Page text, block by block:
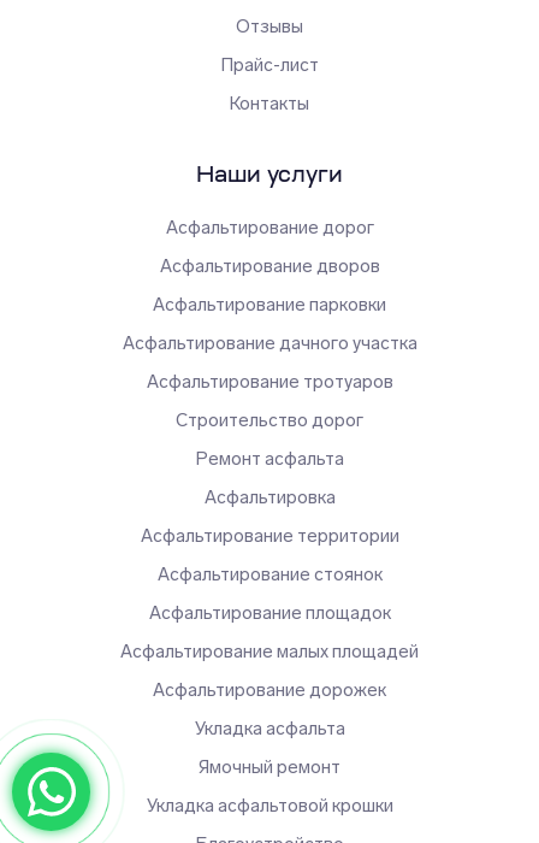
Отзывы
Прайс-лист
Контакты
Наши услуги
Асфальтирование дорог
Асфальтирование дворов
Асфальтирование парковки
Асфальтирование дачного участка
Асфальтирование тротуаров
Строительство дорог
Ремонт асфальта
Асфальтировка
Асфальтирование территории
Асфальтирование стоянок
Асфальтирование площадок
Асфальтирование малых площадей
Асфальтирование дорожек
Укладка асфальта
Ямочный ремонт
Укладка асфальтовой крошки